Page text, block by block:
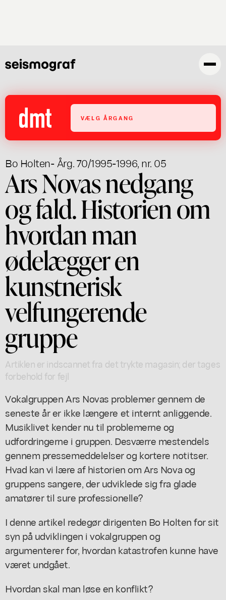
VÆLG ÅRGANG
Bo Holten- Årg. 70/1995-1996, nr. 05
Ars Novas nedgang
og fald. Historien om
hvordan man
ødelægger en
kunstnerisk
velfungerende
gruppe
Artiklen er indscannet fra det trykte magasin; der tages
forbehold for fejl
Vokalgruppen Ars Novas problemer gennem de
seneste år er ikke længere et internt anliggende.
Musiklivet kender nu til problemerne og
udfordringerne i gruppen. Desværre mestendels
gennem pressemeddelelser og kortere notitser.
Hvad kan vi lære af historien om Ars Nova og
gruppens sangere, der udviklede sig fra glade
amatører til sure professionelle?
I denne artikel redegør dirigenten Bo Holten for sit
syn på udviklingen i vokalgruppen og
argumenterer for, hvordan katastrofen kunne have
været undgået.
Hvordan skal man løse en konflikt?